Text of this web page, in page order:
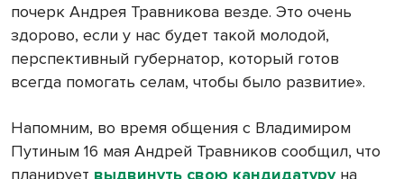
почерк Андрея Травникова везде. Это очень
здорово, если у нас будет такой молодой,
перспективный губернатор, который готов
всегда помогать селам, чтобы было развитие».
Напомним, во время общения с Владимиром
Путиным 16 мая Андрей Травников сообщил, что
планирует выдвинуть свою кандидатуруна